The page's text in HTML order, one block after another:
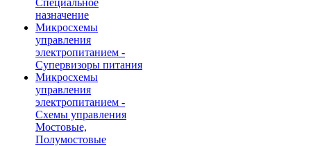
Специальное
назначение
Микросхемы
управления
электропитанием -
Супервизоры питания
Микросхемы
управления
электропитанием -
Схемы управления
Мостовые,
Полумостовые